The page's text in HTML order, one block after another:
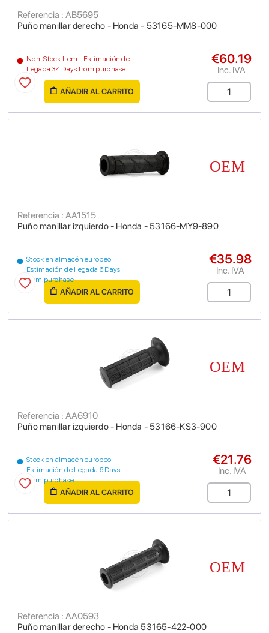
Puño manillar derecho - Honda - 53165-MM8-000
Referencia : AB5695
Non-Stock Item - Estimación de
llegada 34 Days from purchase
€60.19
Inc. IVA
AÑADIR AL CARRITO
Puño manillar izquierdo - Honda - 53166-MY9-890
Referencia : AA1515
Stock en almacén europeo
Estimación de llegada 6 Days
from purchase
€35.98
Inc. IVA
AÑADIR AL CARRITO
Puño manillar izquierdo - Honda - 53166-KS3-900
Referencia : AA6910
Stock en almacén europeo
Estimación de llegada 6 Days
from purchase
€21.76
Inc. IVA
AÑADIR AL CARRITO
Puño manillar derecho - Honda 53165-422-000
Referencia : AA0593